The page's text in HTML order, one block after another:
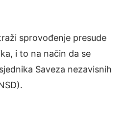
sprovođenje presude
i to na način da se
Saveza nezavisnih